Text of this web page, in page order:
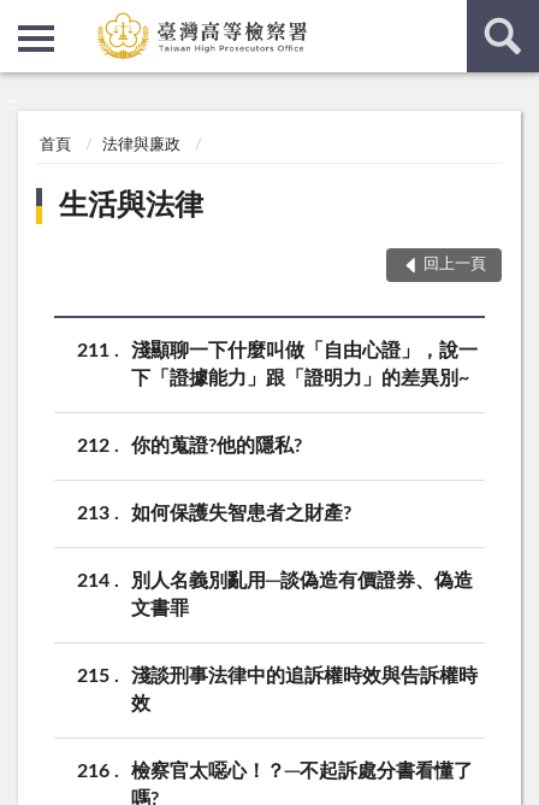
首頁 法律與廉政
生活與法律
回上一頁
211
淺顯聊一下什麼叫做「自由心證」，說一
下「證據能力」跟「證明力」的差異別~
212 你的蒐證?他的隱私?
213 如何保護失智患者之財產?
214
別人名義別亂用─談偽造有價證券、偽造
文書罪
215
淺談刑事法律中的追訴權時效與告訴權時
效
216
檢察官太噁心！？─不起訴處分書看懂了
嗎?